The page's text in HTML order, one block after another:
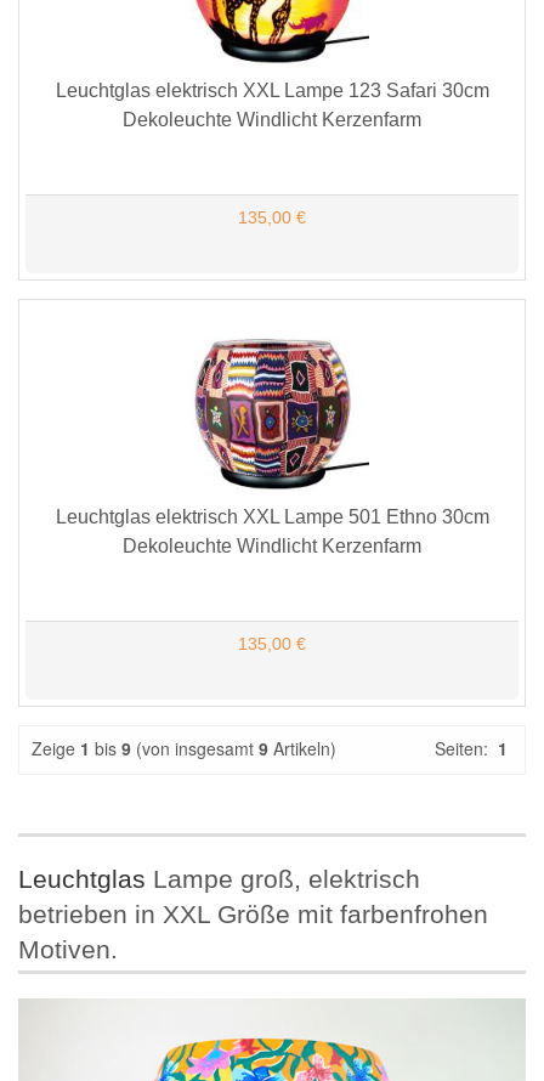
Leuchtglas elektrisch XXL Lampe 123 Safari 30cm
Dekoleuchte Windlicht Kerzenfarm
135,00 €
Leuchtglas elektrisch XXL Lampe 501 Ethno 30cm
Dekoleuchte Windlicht Kerzenfarm
135,00 €
Zeige 1 bis 9 (von insgesamt 9 Artikeln) Seiten: 1
Leuchtglas Lampe groß, elektrisch
betrieben in XXL Größe mit farbenfrohen
Motiven.